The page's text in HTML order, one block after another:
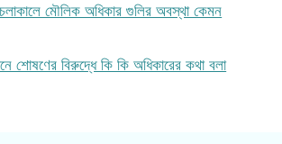
মৌলিক অধিকার গুলির অবস্থা কেমন
শোষণের বিরুদ্ধে কি কি অধিকারের কথা বলা